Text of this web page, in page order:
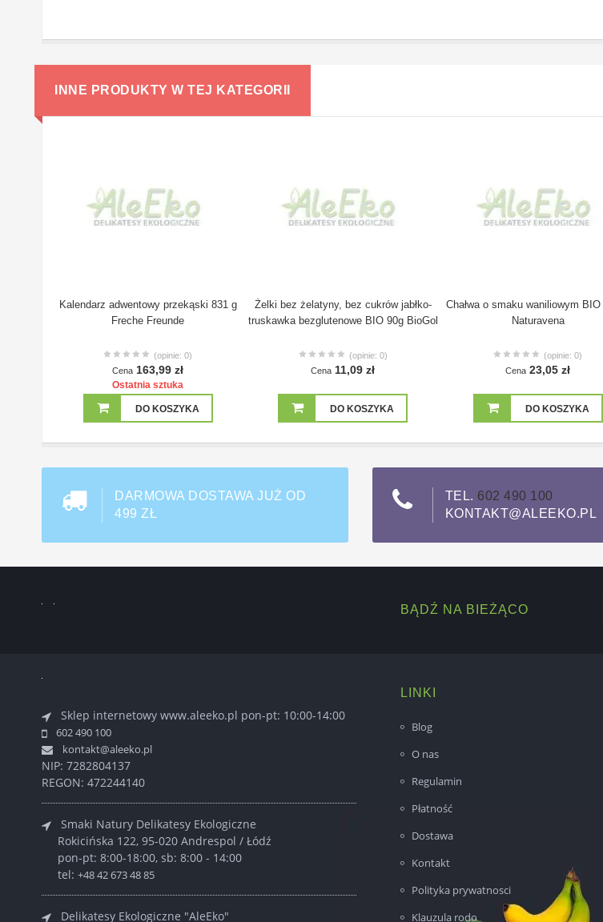
INNE PRODUKTY W TEJ KATEGORII
Kalendarz adwentowy przekąski 831 g
Freche Freunde
(opinie: 0)
Cena 163,99 zł
Ostatnia sztuka
DO KOSZYKA
Żelki bez żelatyny, bez cukrów jabłko-
truskawka bezglutenowe BIO 90g BioGol
(opinie: 0)
Cena 11,09 zł
DO KOSZYKA
Chałwa o smaku waniliowym
Naturavena
(opinie: 0)
Cena 23,05 zł
DO KOSZYKA
DARMOWA DOSTAWA JUŻ OD
499 ZŁ
TEL. 602 490 100
KONTAKT@ALEEKO.PL
BĄDŹ NA BIEŻĄCO
Sklep internetowy www.aleeko.pl pon-pt: 10:00-14:00
602 490 100
kontakt@aleeko.pl
NIP: 7282804137
REGON: 472244140
Smaki Natury Delikatesy Ekologiczne
Rokicińska 122, 95-020 Andrespol / Łódź
pon-pt: 8:00-18:00, sb: 8:00 - 14:00
tel: +48 42 673 48 85
Delikatesy Ekologiczne "AleEko"
LINKI
Blog
O nas
Regulamin
Płatność
Dostawa
Kontakt
Polityka prywatnosci
Klauzula rodo